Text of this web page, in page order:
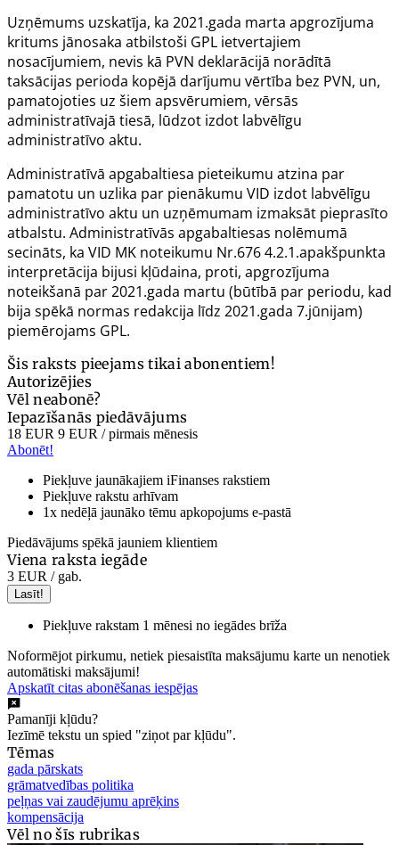
Uzņēmums uzskatīja, ka 2021.gada marta apgrozījuma
kritums jānosaka atbilstoši GPL ietvertajiem
nosacījumiem, nevis kā PVN deklarācijā norādītā
taksācijas perioda kopējā darījumu vērtība bez PVN, un,
pamatojoties uz šiem apsvērumiem, vērsās
administratīvajā tiesā, lūdzot izdot labvēlīgu
administratīvo aktu.
Administratīvā apgabaltiesa pieteikumu atzina par
pamatotu un uzlika par pienākumu VID izdot labvēlīgu
administratīvo aktu un uzņēmumam izmaksāt pieprasīto
atbalstu. Administratīvās apgabaltiesas nolēmumā
secināts, ka VID MK noteikumu Nr.676 4.2.1.apakšpunkta
interpretācija bijusi kļūdaina, proti, apgrozījuma
noteikšanā par 2021.gada martu (būtībā par periodu, kad
bija spēkā normas redakcija līdz 2021.gada 7.jūnijam)
piemērojams GPL.
Šis raksts pieejams tikai abonentiem!
Autorizējies
Vēl neabonē?
Iepazīšanās piedāvājums
18 EUR 9 EUR / pirmais mēnesis
Abonēt!
Piekļuve jaunākajiem iFinanses rakstiem
Piekļuve rakstu arhīvam
1x nedēļā jaunāko tēmu apkopojums e-pastā
Piedāvājums spēkā jauniem klientiem
Viena raksta iegāde
3 EUR / gab.
Lasīt!
Piekļuve rakstam 1 mēnesi no iegādes brīža
Noformējot pirkumu, netiek piesaistīta maksājumu karte un nenotiek
automātiski maksājumi!
Apskatīt citas abonēšanas iespējas
Pamanīji kļūdu?
Iezīmē tekstu un spied "ziņot par kļūdu".
Tēmas
gada pārskats
grāmatvedības politika
peļņas vai zaudējumu aprēķins
kompensācija
Vēl no šīs rubrikas